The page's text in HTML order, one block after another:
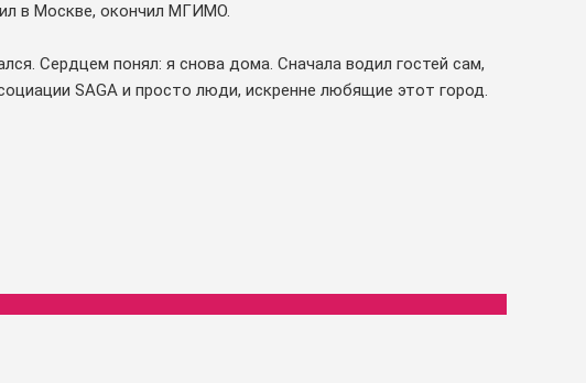
в Москве, окончил МГИМО.
Сердцем понял: я снова дома. Сначала водил гостей сам,
SAGA и просто люди, искренне любящие этот город.